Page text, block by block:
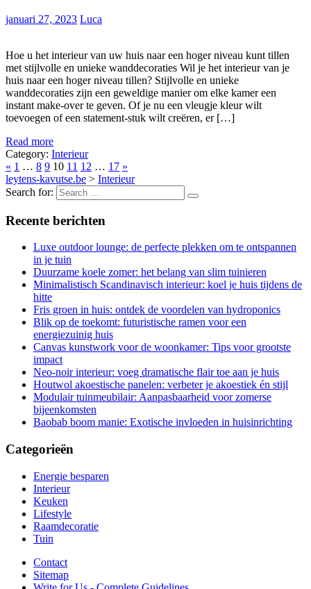
januari 27, 2023 Luca
Hoe u het interieur van uw huis naar een hoger niveau kunt tillen
met stijlvolle en unieke wanddecoraties Wil je het interieur van je
huis naar een hoger niveau tillen? Stijlvolle en unieke
wanddecoraties zijn een geweldige manier om elke kamer een
instant make-over te geven. Of je nu een vleugje kleur wilt
toevoegen of een statement-stuk wilt creëren, er […]
Read more
Category: Interieur
« 1 … 8 9 10 11 12 … 17 »
leytens-kavutse.be > Interieur
Search for:
Recente berichten
Luxe outdoor lounge: de perfecte plekken om te ontspannen
in je tuin
Duurzame koele zomer: het belang van slim tuinieren
Minimalistisch Scandinavisch interieur: koel je huis tijdens de
hitte
Fris groen in huis: ontdek de voordelen van hydroponics
Blik op de toekomt: futuristische ramen voor een
energiezuinig huis
Canvas kunstwork voor de woonkamer: Tips voor grootste
impact
Neo-noir interieur: voeg dramatische flair toe aan je huis
Houtwol akoestische panelen: verbeter je akoestiek én stijl
Modulair tuinmeubilair: Aanpasbaarheid voor zomerse
bijeenkomsten
Baobab boom manie: Exotische invloeden in huisinrichting
Categorieën
Energie besparen
Interieur
Keuken
Lifestyle
Raamdecoratie
Tuin
Contact
Sitemap